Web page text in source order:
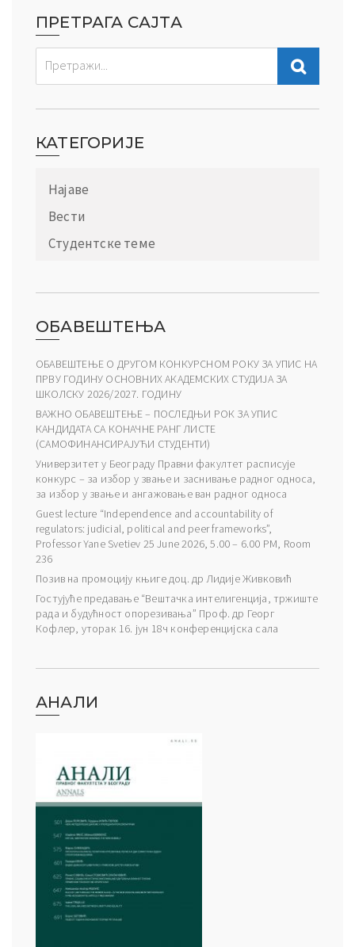
ПРЕТРАГА САЈТА
КАТЕГОРИЈЕ
Најаве
Вести
Студентске теме
ОБАВЕШТЕЊА
ОБАВЕШТЕЊЕ О ДРУГОМ КОНКУРСНОМ РОКУ ЗА УПИС НА
ПРВУ ГОДИНУ ОСНОВНИХ АКАДЕМСКИХ СТУДИЈА ЗА
ШКОЛСКУ 2026/2027. ГОДИНУ
ВАЖНО ОБАВЕШТЕЊЕ – ПОСЛЕДЊИ РОК ЗА УПИС
КАНДИДАТА СА КОНАЧНЕ РАНГ ЛИСТЕ
(САМОФИНАНСИРАЈУЋИ СТУДЕНТИ)
Универзитет у Београду Правни факултет расписује
конкурс – за избор у звање и заснивање радног односа,
за избор у звање и ангажовање ван радног односа
Guest lecture “Independence and accountability of
regulators: judicial, political and peer frameworks”,
Professor Yane Svetiev 25 June 2026, 5.00 – 6.00 PM, Room
236
Позив на промоцију књиге доц. др Лидије Живковић
Гостујуће предавање “Вештачка интелигенција, тржиште
рада и будућност опорезивања” Проф. др Георг
Кофлер, уторак 16. јун 18ч конференцијска сала
АНАЛИ